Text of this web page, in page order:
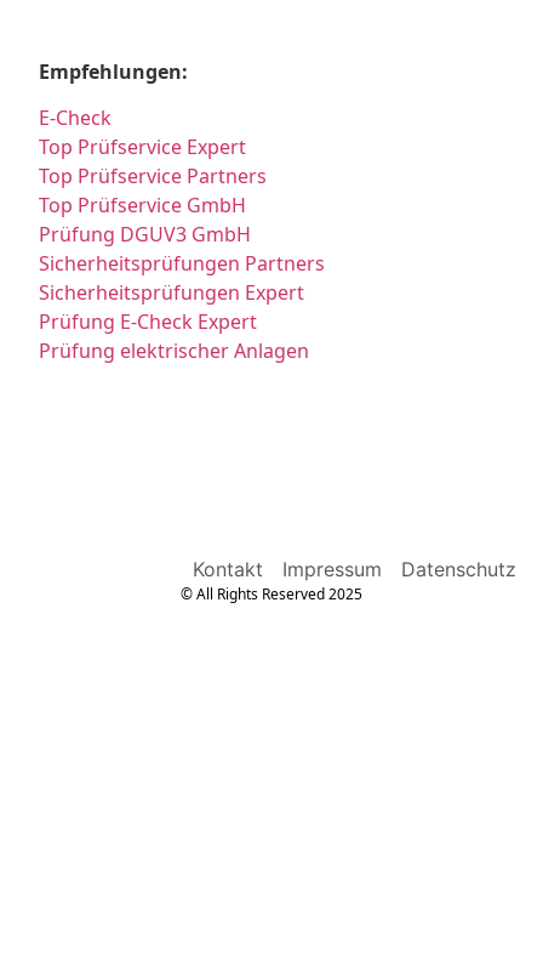
Empfehlungen:
E-Check
Top Prüfservice Expert
Top Prüfservice Partners
Top Prüfservice GmbH
Prüfung DGUV3 GmbH
Sicherheitsprüfungen Partners
Sicherheitsprüfungen Expert
Prüfung E-Check Expert
Prüfung elektrischer Anlagen
Kontakt Impressum Datenschutz
© All Rights Reserved 2025